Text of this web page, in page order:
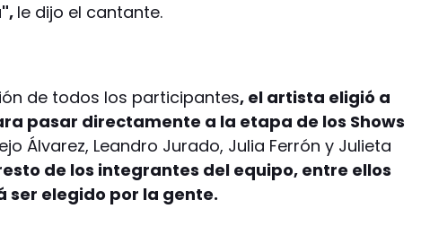
le dijo el cantante.
de todos los participantes, el artista eligió a
pasar directamente a la etapa de los Shows
Álvarez, Leandro Jurado, Julia Ferrón y Julieta
de los integrantes del equipo, entre ellos
ser elegido por la gente.